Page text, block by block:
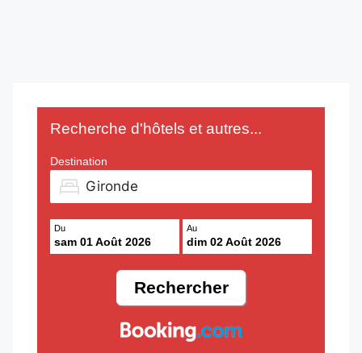
Recherche d'hôtels et autres...
Destination
Du
sam 01 Août 2026
Au
dim 02 Août 2026